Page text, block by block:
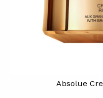
Absolue